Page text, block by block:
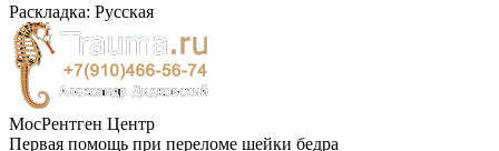
Раскладка: Русская
МосРентген Центр
Первая помощь при переломе шейки бедра